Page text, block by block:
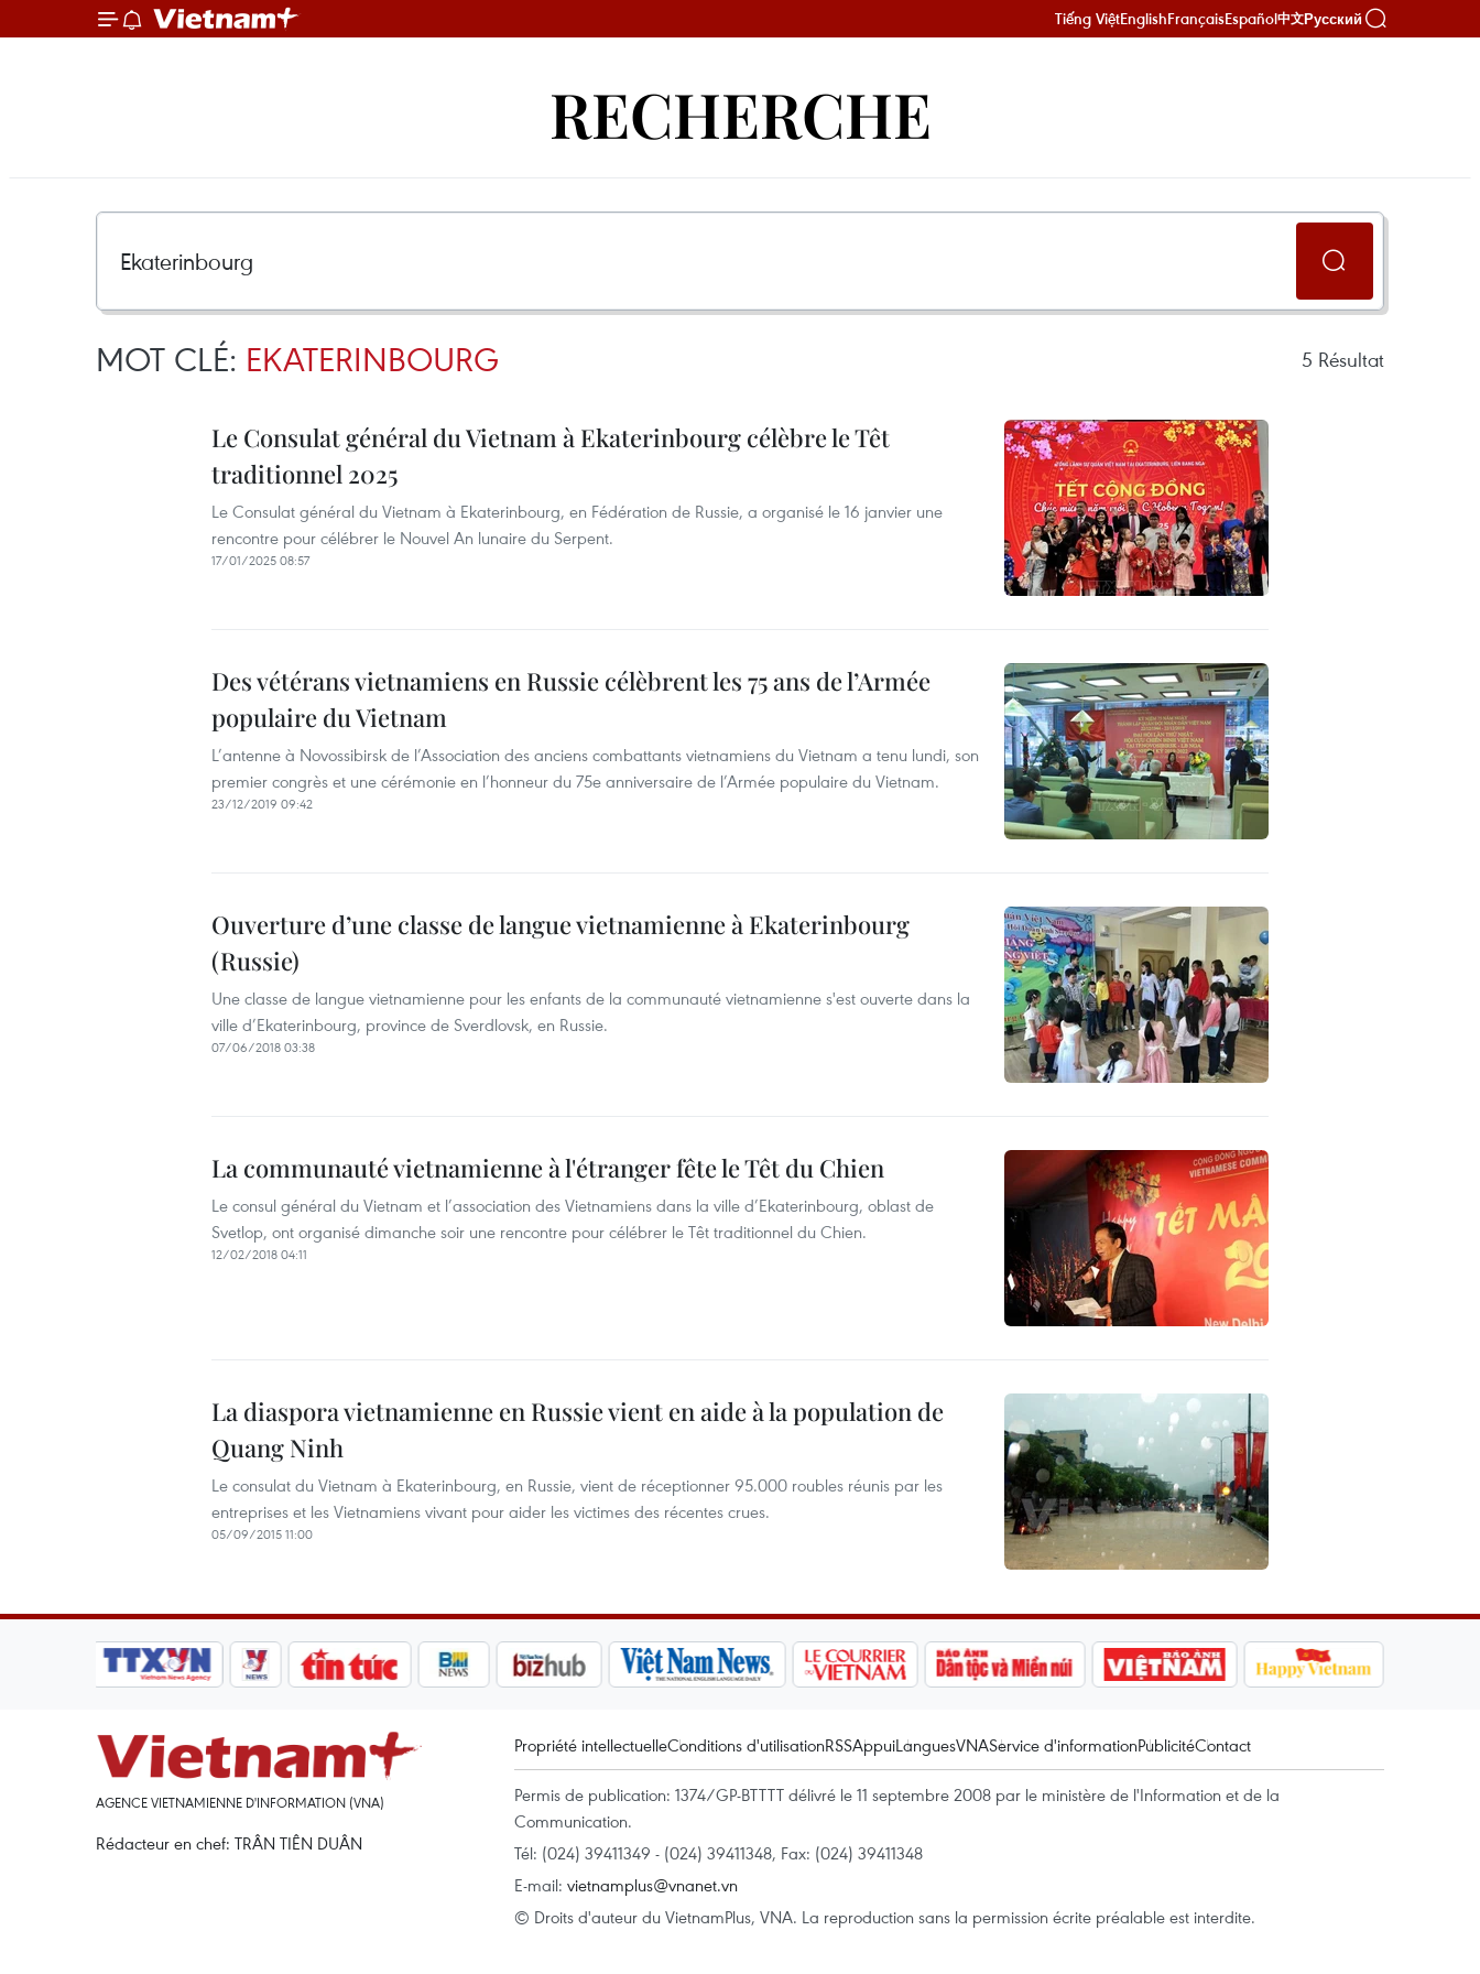
Tiếng ViệtEnglishFrançaisEspañol中文Русский
RECHERCHE
MOT CLÉ: EKATERINBOURG 5 Résultat
Le Consulat général du Vietnam à Ekaterinbourg célèbre le Têt
traditionnel 2025
Le Consulat général du Vietnam à Ekaterinbourg, en Fédération de Russie, a organisé le 16 janvier une
rencontre pour célébrer le Nouvel An lunaire du Serpent.
17/01/2025 08:57
Des vétérans vietnamiens en Russie célèbrent les 75 ans de l’Armée
populaire du Vietnam
L’antenne à Novossibirsk de l’Association des anciens combattants vietnamiens du Vietnam a tenu lundi, son
premier congrès et une cérémonie en l’honneur du 75e anniversaire de l’Armée populaire du Vietnam.
23/12/2019 09:42
Ouverture d’une classe de langue vietnamienne à Ekaterinbourg
(Russie)
Une classe de langue vietnamienne pour les enfants de la communauté vietnamienne s'est ouverte dans la
ville d’Ekaterinbourg, province de Sverdlovsk, en Russie.
07/06/2018 03:38
La communauté vietnamienne à l'étranger fête le Têt du ​Chien
Le consul général du Vietnam et l’association des Vietnamiens dans la ville d’Ekaterinbourg, oblast de
Svetlop, ont organisé dimanche soir une rencontre pour célébrer le Têt traditionnel du Chien.
12/02/2018 04:11
La diaspora vietnamienne en Russie vient en aide à la population de
Quang Ninh
Le consulat du Vietnam à Ekaterinbourg, en Russie, vient de réceptionner 95.000 roubles réunis par les
entreprises et les Vietnamiens vivant pour aider les victimes des récentes crues.
05/09/2015 11:00
AGENCE VIETNAMIENNE D'INFORMATION (VNA)
Rédacteur en chef: TRÂN TIÊN DUÂN
Propriété intellectuelleConditions d'utilisationRSSAppuiLanguesVNAService d'informationPublicitéContact
Permis de publication: 1374/GP-BTTTT délivré le 11 septembre 2008 par le ministère de l'Information et de la
Communication.
Tél: (024) 39411349 - (024) 39411348, Fax: (024) 39411348
E-mail: vietnamplus@vnanet.vn
© Droits d'auteur du VietnamPlus, VNA. La reproduction sans la permission écrite préalable est interdite.